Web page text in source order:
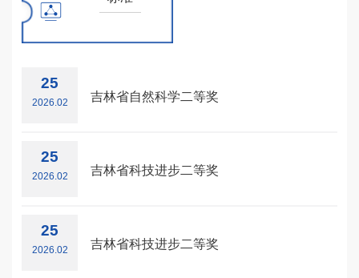
25
2026.02 吉林省自然科学二等奖
25
2026.02 吉林省科技进步二等奖
25
2026.02 吉林省科技进步二等奖